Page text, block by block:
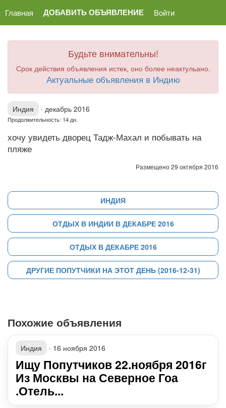
Главная ДОБАВИТЬ ОБЪЯВЛЕНИЕ Войти
Будьте внимательны!
Срок действия объявления истек, оно более неактульано.
Актуальные объявления в Индию
Индия · декабрь 2016
Продолжительность: 14 дн.
хочу увидеть дворец Тадж-Махал и побывать на
пляже
Размещено 29 октября 2016
ИНДИЯ
ОТДЫХ В ИНДИИ В ДЕКАБРЕ 2016
ОТДЫХ В ДЕКАБРЕ 2016
ДРУГИЕ ПОПУТЧИКИ НА ЭТОТ ДЕНЬ (2016-12-31)
Похожие объявления
Индия · 16 ноября 2016
Ищу Попутчиков 22.ноября 2016г
Из Москвы на Северное Гоа
.Отель...